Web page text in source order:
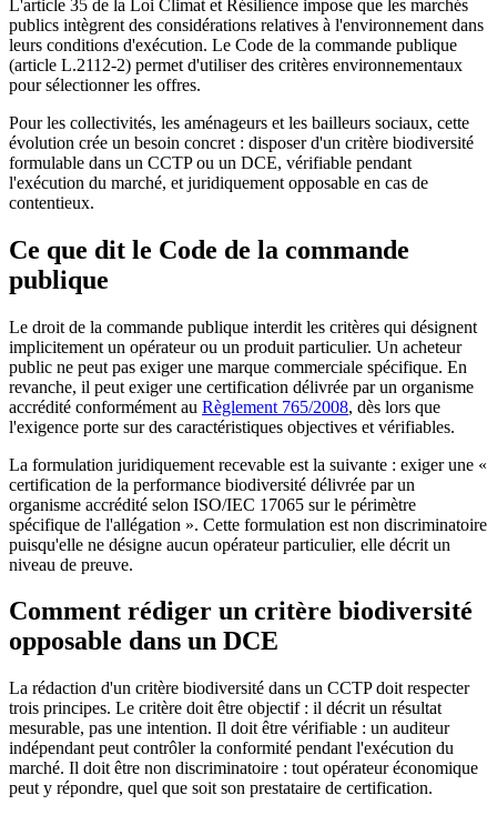
L'article 35 de la Loi Climat et Résilience impose que les marchés
publics intègrent des considérations relatives à l'environnement dans
leurs conditions d'exécution. Le Code de la commande publique
(article L.2112-2) permet d'utiliser des critères environnementaux
pour sélectionner les offres.
Pour les collectivités, les aménageurs et les bailleurs sociaux, cette
évolution crée un besoin concret : disposer d'un critère biodiversité
formulable dans un CCTP ou un DCE, vérifiable pendant
l'exécution du marché, et juridiquement opposable en cas de
contentieux.
Ce que dit le Code de la commande
publique
Le droit de la commande publique interdit les critères qui désignent
implicitement un opérateur ou un produit particulier. Un acheteur
public ne peut pas exiger une marque commerciale spécifique. En
revanche, il peut exiger une certification délivrée par un organisme
accrédité conformément au Règlement 765/2008, dès lors que
l'exigence porte sur des caractéristiques objectives et vérifiables.
La formulation juridiquement recevable est la suivante : exiger une «
certification de la performance biodiversité délivrée par un
organisme accrédité selon ISO/IEC 17065 sur le périmètre
spécifique de l'allégation ». Cette formulation est non discriminatoire
puisqu'elle ne désigne aucun opérateur particulier, elle décrit un
niveau de preuve.
Comment rédiger un critère biodiversité
opposable dans un DCE
La rédaction d'un critère biodiversité dans un CCTP doit respecter
trois principes. Le critère doit être objectif : il décrit un résultat
mesurable, pas une intention. Il doit être vérifiable : un auditeur
indépendant peut contrôler la conformité pendant l'exécution du
marché. Il doit être non discriminatoire : tout opérateur économique
peut y répondre, quel que soit son prestataire de certification.